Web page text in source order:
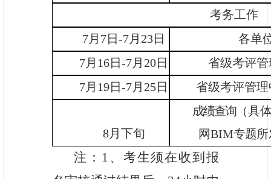
考务工作
7月 7日-7月 23日
各单
7月 16日-7月 20日
省级考评
7月19日-7月25日
省级考评管
8月下旬
成绩查询（具
网BIM专题
注： 1、考生须在收到报